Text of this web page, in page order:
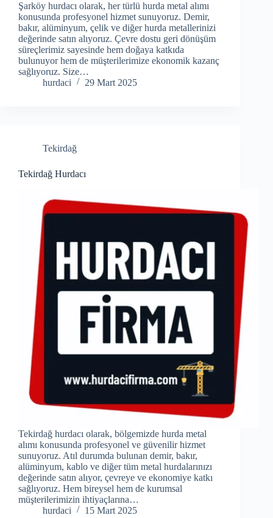
Şarköy hurdacı olarak, her türlü hurda metal alımı
konusunda profesyonel hizmet sunuyoruz. Demir,
bakır, alüminyum, çelik ve diğer hurda metallerinizi
değerinde satın alıyoruz. Çevre dostu geri dönüşüm
süreçlerimiz sayesinde hem doğaya katkıda
bulunuyor hem de müşterilerimize ekonomik kazanç
sağlıyoruz. Size…
hurdaci
29 Mart 2025
Tekirdağ
Tekirdağ Hurdacı
Tekirdağ hurdacı olarak, bölgemizde hurda metal
alımı konusunda profesyonel ve güvenilir hizmet
sunuyoruz. Atıl durumda bulunan demir, bakır,
alüminyum, kablo ve diğer tüm metal hurdalarınızı
değerinde satın alıyor, çevreye ve ekonomiye katkı
sağlıyoruz. Hem bireysel hem de kurumsal
müşterilerimizin ihtiyaçlarına…
hurdaci
15 Mart 2025